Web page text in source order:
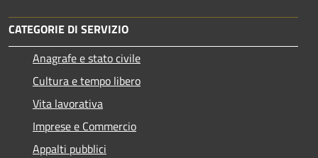
CATEGORIE DI SERVIZIO
Anagrafe e stato civile
Cultura e tempo libero
Vita lavorativa
Imprese e Commercio
Appalti pubblici